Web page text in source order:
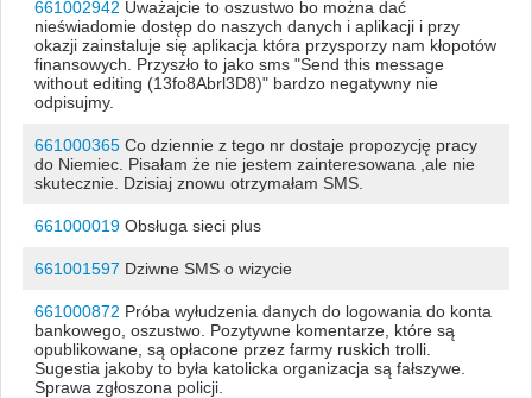
661002942 Uważajcie to oszustwo bo można dać
nieświadomie dostęp do naszych danych i aplikacji i przy
okazji zainstaluje się aplikacja która przysporzy nam kłopotów
finansowych. Przyszło to jako sms "Send this message
without editing (13fo8Abrl3D8)" bardzo negatywny nie
odpisujmy.
661000365Co dziennie z tego nr dostaje propozycję pracy
do Niemiec. Pisałam że nie jestem zainteresowana ,ale nie
skutecznie. Dzisiaj znowu otrzymałam SMS.
661000019Obsługa sieci plus
661001597 Dziwne SMS o wizycie
661000872 Próba wyłudzenia danych do logowania do konta
bankowego, oszustwo. Pozytywne komentarze, które są
opublikowane, są opłacone przez farmy ruskich trolli.
Sugestia jakoby to była katolicka organizacja są fałszywe.
Sprawa zgłoszona policji.